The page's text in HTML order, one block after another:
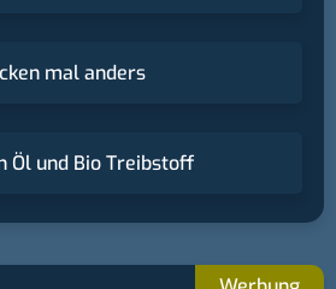
mal anders
Öl und Bio Treibstoff